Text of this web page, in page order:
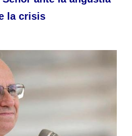
la crisis